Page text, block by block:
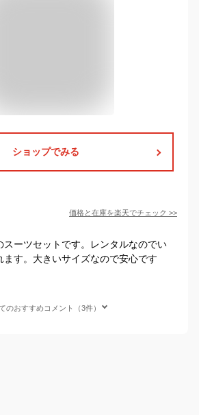
ショップでみる
価格と在庫を楽天でチェック >>
スーツセットです。レンタルなのでい
ます。大きいサイズなので安心です
のおすすめコメント（3件）